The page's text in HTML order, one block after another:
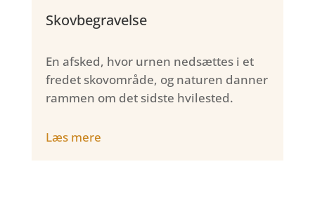
Skovbegravelse
En afsked, hvor urnen nedsættes i et
fredet skovområde, og naturen danner
rammen om det sidste hvilested.
Læs mere